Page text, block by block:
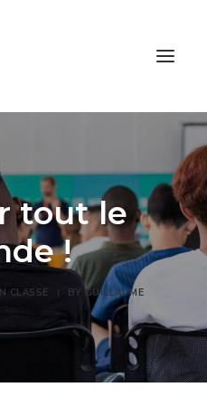
tout le
!
CLASSÉ BY GUILLAUME